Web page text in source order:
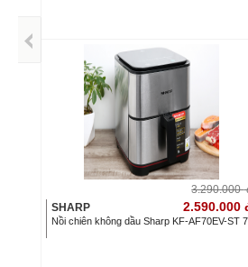
3.290.000
SHARP
2.590.000
Nồi chiên không dầu Sharp KF-AF70EV-ST